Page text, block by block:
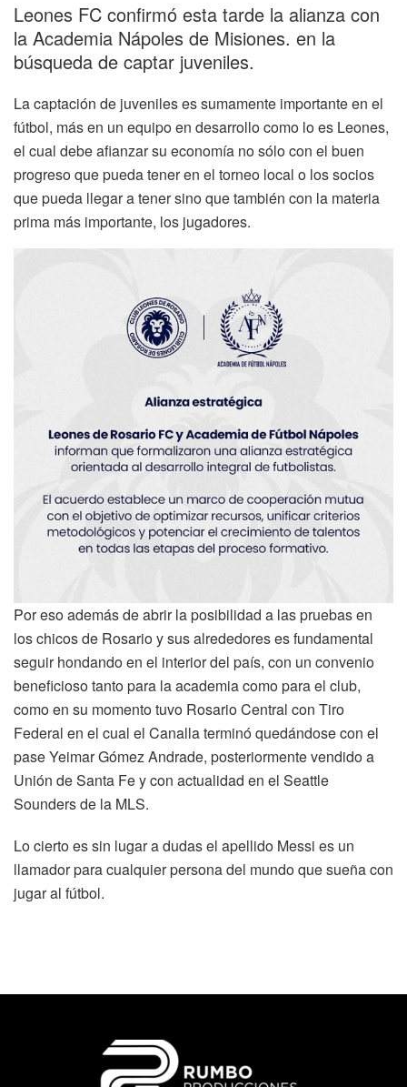
Leones FC confirmó esta tarde la alianza con
la Academia Nápoles de Misiones. en la
búsqueda de captar juveniles.
La captación de juveniles es sumamente importante en el
fútbol, más en un equipo en desarrollo como lo es Leones,
el cual debe afianzar su economía no sólo con el buen
progreso que pueda tener en el torneo local o los socios
que pueda llegar a tener sino que también con la materia
prima más importante, los jugadores.
Por eso además de abrir la posibilidad a las pruebas en
los chicos de Rosario y sus alrededores es fundamental
seguir hondando en el interior del país, con un convenio
beneficioso tanto para la academia como para el club,
como en su momento tuvo Rosario Central con Tiro
Federal en el cual el Canalla terminó quedándose con el
pase Yeimar Gómez Andrade, posteriormente vendido a
Unión de Santa Fe y con actualidad en el Seattle
Sounders de la MLS.
Lo cierto es sin lugar a dudas el apellido Messi es un
llamador para cualquier persona del mundo que sueña con
jugar al fútbol.